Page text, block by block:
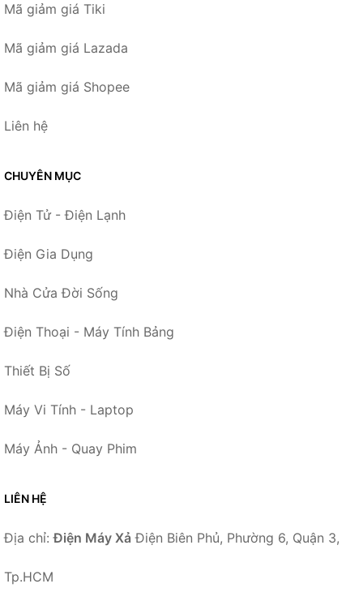
Mã giảm giá Tiki
Mã giảm giá Lazada
Mã giảm giá Shopee
Liên hệ
CHUYÊN MỤC
Điện Tử - Điện Lạnh
Điện Gia Dụng
Nhà Cửa Đời Sống
Điện Thoại - Máy Tính Bảng
Thiết Bị Số
Máy Vi Tính - Laptop
Máy Ảnh - Quay Phim
LIÊN HỆ
Địa chỉ:Điện Máy Xả Điện Biên Phủ, Phường 6, Quận 3,
Tp.HCM